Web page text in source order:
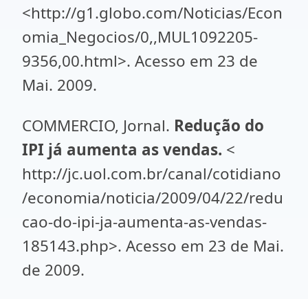
<http://g1.globo.com/Noticias/Econ
omia_Negocios/0,,MUL1092205-
9356,00.html>. Acesso em 23 de
Mai. 2009.
COMMERCIO, Jornal. Redução do
IPI já aumenta as vendas. <
http://jc.uol.com.br/canal/cotidiano
/economia/noticia/2009/04/22/redu
cao-do-ipi-ja-aumenta-as-vendas-
185143.php>. Acesso em 23 de Mai.
de 2009.